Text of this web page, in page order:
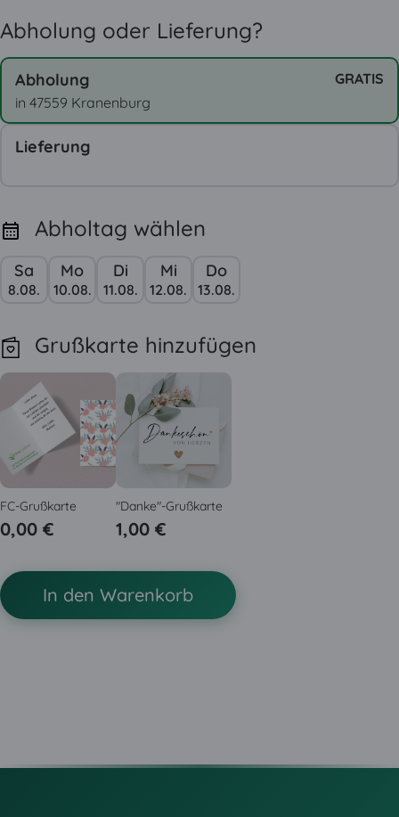
Abholung oder Lieferung?
Abholung
in 47559 Kranenburg
GRATIS
Lieferung
Abholtag wählen
Sa
8.08.
Mo
10.08.
Di
11.08.
Mi
12.08.
Do
13.08.
Grußkarte hinzufügen
FC-Grußkarte
0,00 €
"Danke"-Grußkarte
1,00 €
In den Warenkorb